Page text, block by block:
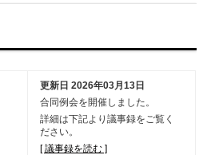
更新日 2026年03月13日
合同例会を開催しました。
詳細は下記より議事録をご覧く
ださい。
[ 議事録を読む ]